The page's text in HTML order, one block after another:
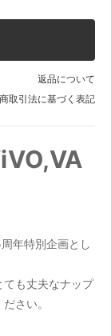
返品について
取引法に基づく表記
年特別企画とし
も丈夫なナップ
さい。